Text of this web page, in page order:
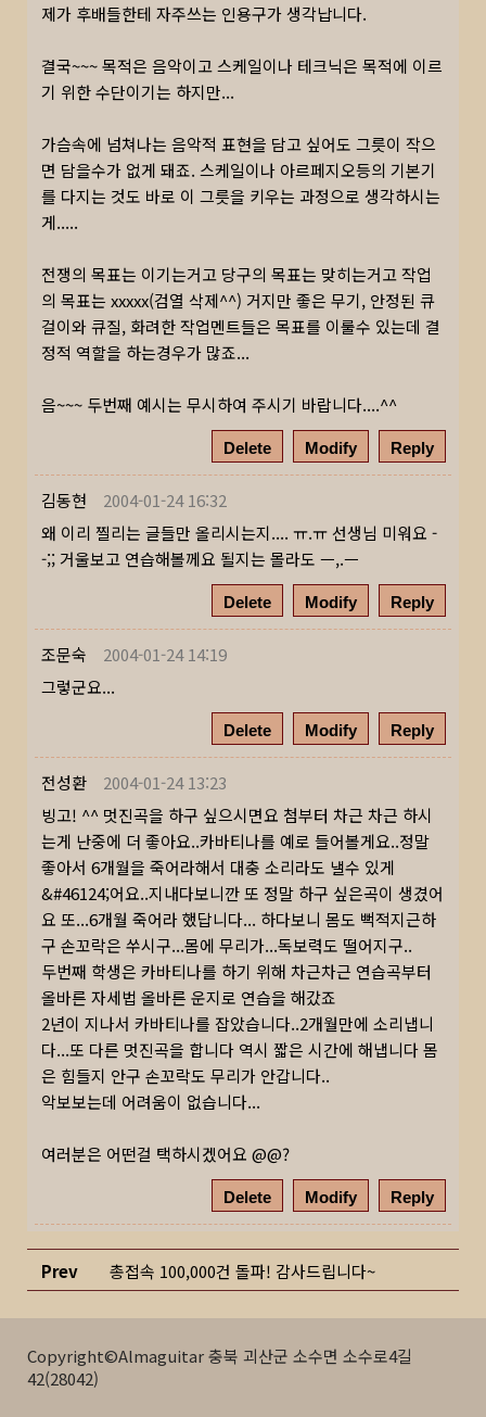
제가 후배들한테 자주쓰는 인용구가 생각납니다.
결국~~~ 목적은 음악이고 스케일이나 테크닉은 목적에 이르
기 위한 수단이기는 하지만...
가슴속에 넘쳐나는 음악적 표현을 담고 싶어도 그릇이 작으
면 담을수가 없게 돼죠. 스케일이나 아르페지오등의 기본기
를 다지는 것도 바로 이 그릇을 키우는 과정으로 생각하시는
게.....
전쟁의 목표는 이기는거고 당구의 목표는 맞히는거고 작업
의 목표는 xxxxx(검열 삭제^^) 거지만 좋은 무기, 안정된 큐
걸이와 큐질, 화려한 작업멘트들은 목표를 이룰수 있는데 결
정적 역할을 하는경우가 많죠...
음~~~ 두번째 예시는 무시하여 주시기 바랍니다....^^
Delete Modify Reply
김동현
2004-01-24 16:32
왜 이리 찔리는 글들만 올리시는지.... ㅠ.ㅠ 선생님 미워요 -
-;; 거울보고 연습해볼께요 될지는 몰라도 ㅡ,.ㅡ
Delete Modify Reply
조문숙
2004-01-24 14:19
그렇군요...
Delete Modify Reply
전성환
2004-01-24 13:23
빙고! ^^ 멋진곡을 하구 싶으시면요 첨부터 차근 차근 하시
는게 난중에 더 좋아요..카바티나를 예로 들어볼게요..정말
좋아서 6개월을 죽어라해서 대충 소리라도 낼수 있게
&#46124;어요..지내다보니깐 또 정말 하구 싶은곡이 생겼어
요 또...6개월 죽어라 했답니다... 하다보니 몸도 뻑적지근하
구 손꼬락은 쑤시구...몸에 무리가...독보력도 떨어지구..
두번째 학생은 카바티나를 하기 위해 차근차근 연습곡부터
올바른 자세법 올바른 운지로 연습을 해갔죠
2년이 지나서 카바티나를 잡았습니다..2개월만에 소리냅니
다...또 다른 멋진곡을 합니다 역시 짧은 시간에 해냅니다 몸
은 힘들지 안구 손꼬락도 무리가 안갑니다..
악보보는데 어려움이 없습니다...
여러분은 어떤걸 택하시겠어요 @@?
Delete Modify Reply
Prev 총접속 100,000건 돌파! 감사드립니다~
Copyright©Almaguitar 충북 괴산군 소수면 소수로4길
42(28042)